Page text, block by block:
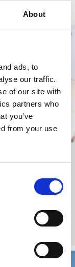
About
ads, to
our traffic.
of our site with
partners who
you’ve
from your use
vi gillar när
evenemang,